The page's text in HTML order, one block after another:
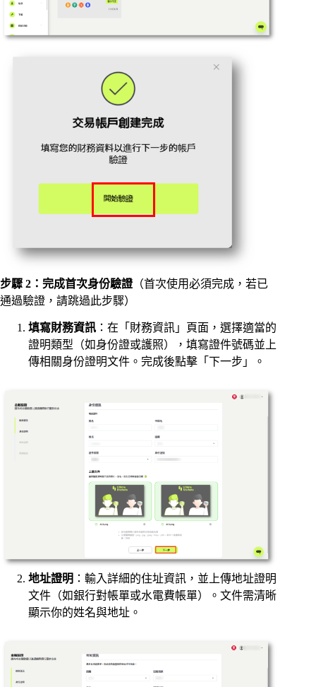
步驟 2：完成首次身份驗證（首次使用必須完成，若已
通過驗證，請跳過此步驟）
填寫財務資訊 ：在「財務資訊」頁面，選擇適當的
證明類型（如身份證或護照），填寫證件號碼並上
傳相關身份證明文件。完成後點擊「下一步」。
地址證明 ：輸入詳細的住址資訊，並上傳地址證明
文件（如銀行對帳單或水電費帳單）。文件需清晰
顯示你的姓名與地址。